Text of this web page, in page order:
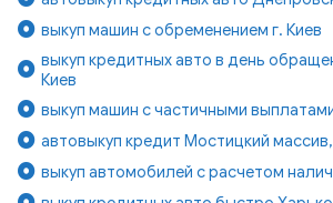
выкуп машин с обременением г. Киев
выкуп кредитных авто в день
Киев
выкуп машин с частичными
автовыкуп кредит Мостицкий
выкуп автомобилей с расчетом